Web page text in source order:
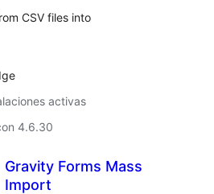
CSV files into
activas
4.6.30
Gravity Forms Mass
Import